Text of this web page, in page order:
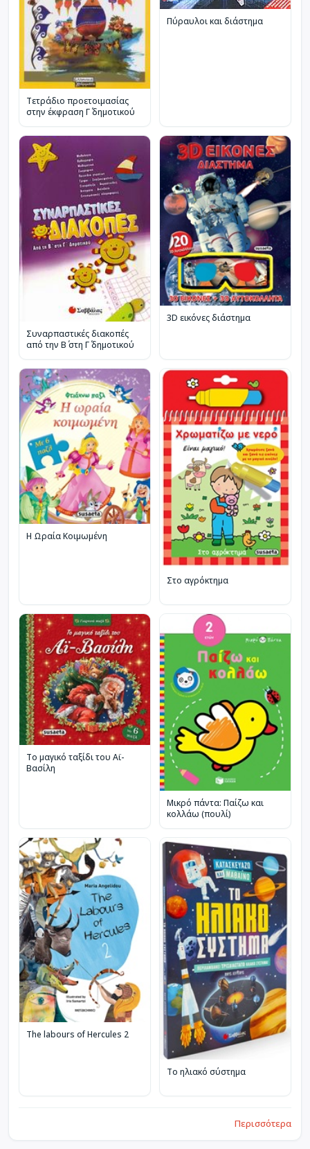
Τετράδιο προετοιμασίας
στην έκφραση Γ΄ δημοτικού
Πύραυλοι και διάστημα
Συναρπαστικές διακοπές
από την Β΄ στη Γ΄ δημοτικού
3D εικόνες διάστημα
Η Ωραία Κοιμωμένη
Στο αγρόκτημα
Το μαγικό ταξίδι του Αϊ-
Βασίλη
Μικρό πάντα: Παίζω και
κολλάω (πουλί)
The labours of Hercules 2
Το ηλιακό σύστημα
Περισσότερα